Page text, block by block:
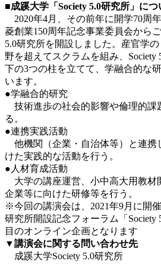
■成蹊大学「Society 5.0研究所」につ
2020年4月、その前年に開学70周
菱創業150周年記念事業委員会から
5.0研究所を開設しました。産官学
野を超えてスクラムを組み、Society
下の3つの柱を立てて、学融合的な
います。
●学融合的研究
技術進歩の社会的影響や倫理的課
る。
●連携実践活動
他機関（企業・自治体等）と連携
けた実践的な活動を行う。
●人材育成活動
大学の講座運営、小中高大用教材
企業等に向けた研修等を行う。
※今回の講演会は、2021年9月に開
研究所開設記念フォーラム「Society
目のオンライン企画となります
▼講演会に関する問い合わせ先
成蹊大学Society 5.0研究所